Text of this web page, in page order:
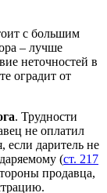
с большим
– лучше
неточностей в
оградит от
. Трудности
не оплатил
если даритель не
(ст. 217
продавца,